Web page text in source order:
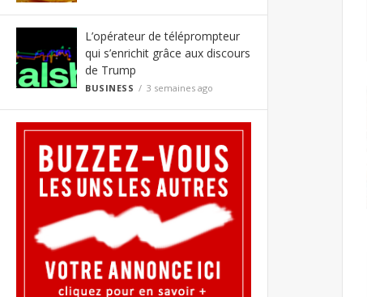
L’opérateur de téléprompteur
qui s’enrichit grâce aux discours
de Trump
BUSINESS 3 semaines ago